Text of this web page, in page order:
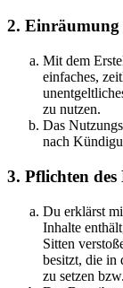
2. Einräumung
Mit dem
einfaches,
zu nutzen.
Das
nach
3. Pflichten des
Du erklärst
Inhalte
Sitten
besitzt, die in
zu setzen